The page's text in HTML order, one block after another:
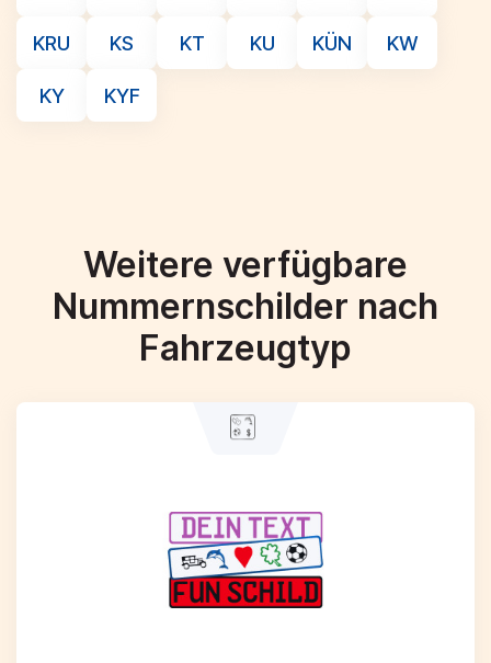
KRU KS KT KU KÜN KW
KY KYF
Weitere verfügbare
Nummernschilder nach
Fahrzeugtyp